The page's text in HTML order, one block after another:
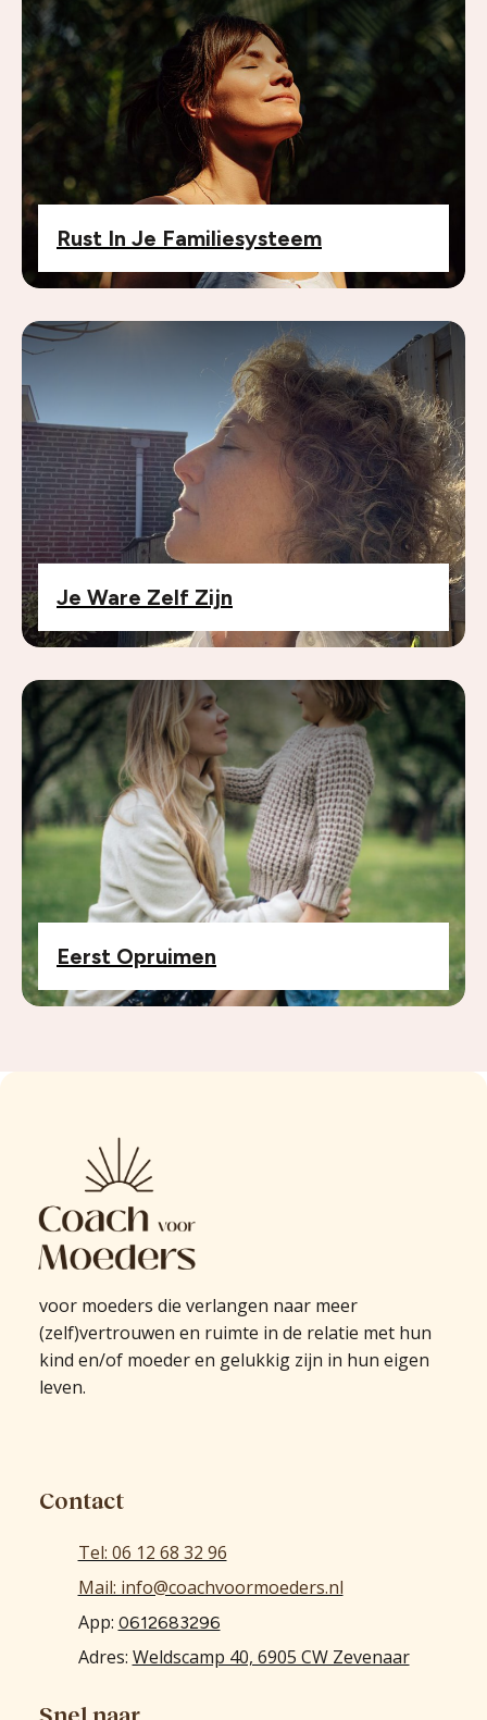
Rust In Je Familiesysteem
Je Ware Zelf Zijn
Eerst Opruimen
voor moeders die verlangen naar meer
(zelf)vertrouwen en ruimte in de relatie met hun
kind en/of moeder en gelukkig zijn in hun eigen
leven.
Contact
Tel: 06 12 68 32 96
Mail: info@coachvoormoeders.nl
App: 0612683296
Adres: Weldscamp 40, 6905 CW Zevenaar
Snel naar